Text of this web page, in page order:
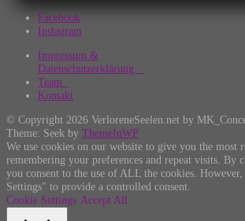
Facebook
Instagram
Impressum &
Datenschutzerklärung
Team
Kontakt
© Copyright 2026 VerloreneSeelen.net by
Theme: Seek by ThemeInWP
We use cookies on our website to give you the most
remembering your preferences and repeat visits. By
you consent to the use of ALL the cookies.
Settings" to provide a controlled consent.
Cookie Settings Accept All